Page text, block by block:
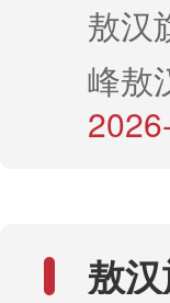
使
敖汉
峰敖
办法
敖